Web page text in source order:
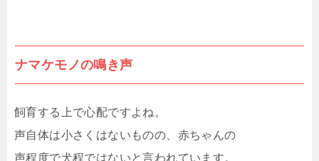
ナマケモノの鳴き声
飼育する上で心配ですよね。
声自体は小さくはないものの、赤ちゃんの
声程度で犬程ではないと言われています。